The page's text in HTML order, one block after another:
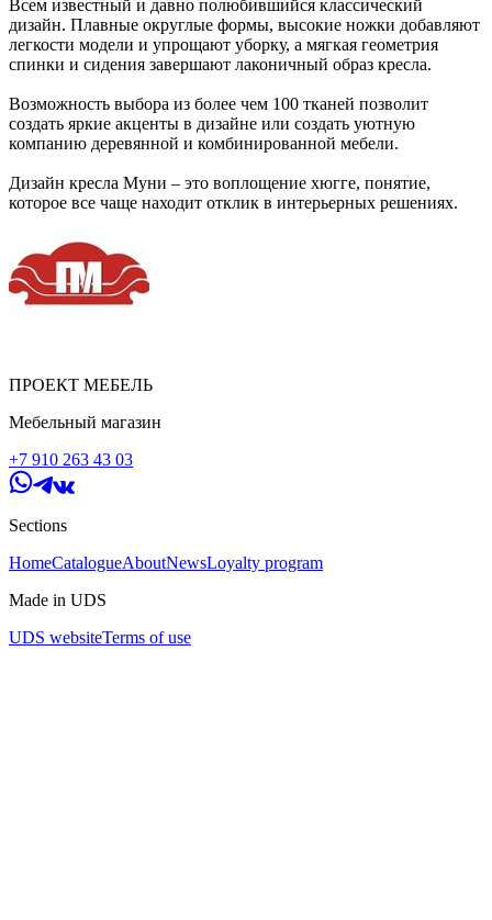
Всем известный и давно полюбившийся классический
дизайн. Плавные округлые формы, высокие ножки добавляют
легкости модели и упрощают уборку, а мягкая геометрия
спинки и сидения завершают лаконичный образ кресла.
Возможность выбора из более чем 100 тканей позволит
создать яркие акценты в дизайне или создать уютную
компанию деревянной и комбинированной мебели.
Дизайн кресла Муни – это воплощение хюгге, понятие,
которое все чаще находит отклик в интерьерных решениях.
ПРОЕКТ МЕБЕЛЬ
Мебельный магазин
+7 910 263 43 03
Sections
HomeCatalogueAboutNewsLoyalty program
Made in UDS
UDS websiteTerms of use